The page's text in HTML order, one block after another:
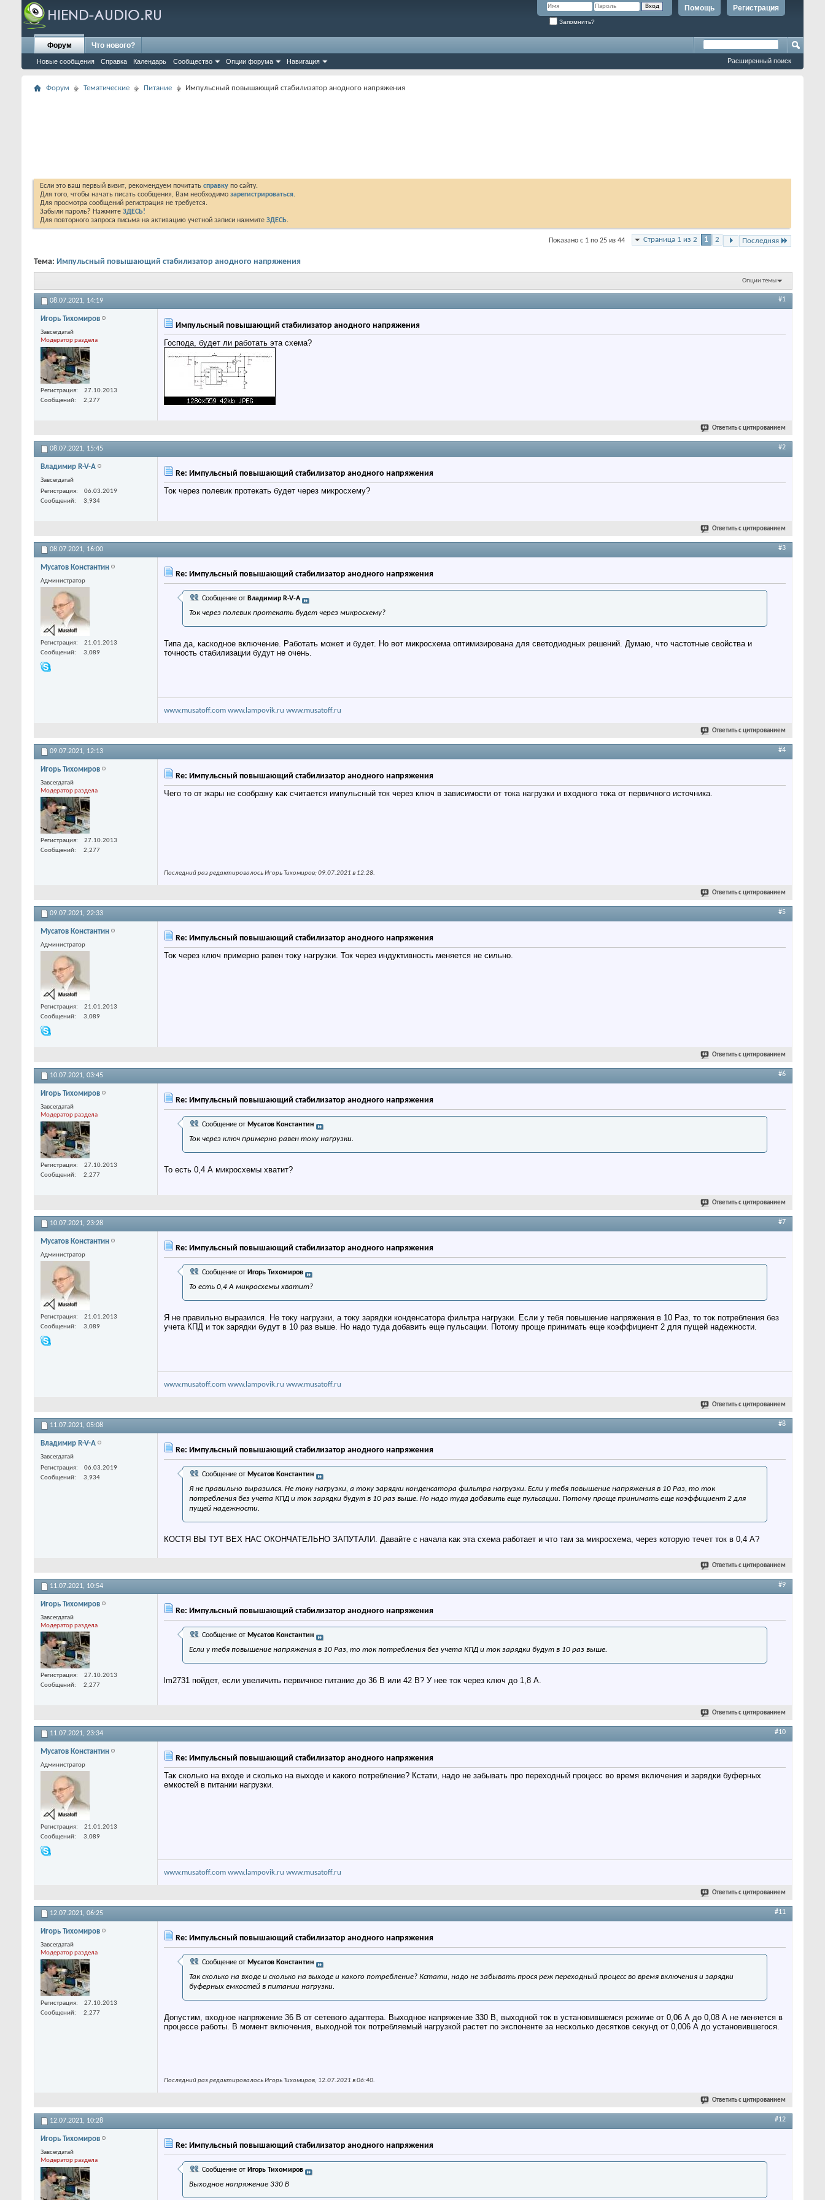
Регистрация
Помощь
Запомнить?
Форум
Новые сообщения Справка Календарь Сообщество Опции форума Навигация
Что нового?
Расширенный поиск
Форум Тематические Питание Импульсный повышающий стабилизатор анодного напряжения
Если это ваш первый визит, рекомендуем почитать справку по сайту.
Для того, чтобы начать писать сообщения, Вам необходимо зарегистрироваться.
Для просмотра сообщений регистрация не требуется.
Забыли пароль? Нажмите ЗДЕСЬ!
Для повторного запроса письма на активацию учетной записи нажмите ЗДЕСЬ.
Страница 1 из 2 1 2 Последняя
Показано с 1 по 25 из 44
Тема: Импульсный повышающий стабилизатор анодного напряжения
Опции темы
08.07.2021, 14:19 #1
Игорь Тихомиров
Завсегдатай
Модератор раздела
Регистрация
27.10.2013
Сообщений
2,277
Импульсный повышающий стабилизатор анодного напряжения
Господа, будет ли работать эта схема?
Ответить с цитированием
08.07.2021, 15:45 #2
Владимир R-V-A
Завсегдатай
Регистрация
06.03.2019
Сообщений
3,934
Re: Импульсный повышающий стабилизатор анодного напряжения
Ток через полевик протекать будет через микросхему?
Ответить с цитированием
08.07.2021, 16:00 #3
Мусатов Константин
Администратор
Регистрация
21.01.2013
Сообщений
3,089
Re: Импульсный повышающий стабилизатор анодного напряжения
Сообщение от Владимир R-V-A
Ток через полевик протекать будет через микросхему?
Типа да, каскодное включение. Работать может и будет. Но вот микросхема оптимизирована для светодиодных решений. Думаю, что частотные свойства и
точность стабилизации будут не очень.
www.musatoff.com www.lampovik.ru www.musatoff.ru
Ответить с цитированием
09.07.2021, 12:13 #4
Игорь Тихомиров
Завсегдатай
Модератор раздела
Регистрация
27.10.2013
Сообщений
2,277
Re: Импульсный повышающий стабилизатор анодного напряжения
Чего то от жары не соображу как считается импульсный ток через ключ в зависимости от тока нагрузки и входного тока от первичного источника.
Последний раз редактировалось Игорь Тихомиров; 09.07.2021 в 12:28.
Ответить с цитированием
09.07.2021, 22:33 #5
Мусатов Константин
Администратор
Регистрация
21.01.2013
Сообщений
3,089
Re: Импульсный повышающий стабилизатор анодного напряжения
Ток через ключ примерно равен току нагрузки. Ток через индуктивность меняется не сильно.
Ответить с цитированием
10.07.2021, 03:45 #6
Игорь Тихомиров
Завсегдатай
Модератор раздела
Регистрация
27.10.2013
Сообщений
2,277
Re: Импульсный повышающий стабилизатор анодного напряжения
Сообщение от Мусатов Константин
Ток через ключ примерно равен току нагрузки.
То есть 0,4 А микросхемы хватит?
Ответить с цитированием
10.07.2021, 23:28 #7
Мусатов Константин
Администратор
Регистрация
21.01.2013
Сообщений
3,089
Re: Импульсный повышающий стабилизатор анодного напряжения
Сообщение от Игорь Тихомиров
То есть 0,4 А микросхемы хватит?
Я не правильно выразился. Не току нагрузки, а току зарядки конденсатора фильтра нагрузки. Если у тебя повышение напряжения в 10 Раз, то ток потребления без
учета КПД и ток зарядки будут в 10 раз выше. Но надо туда добавить еще пульсации. Потому проще принимать еще коэффициент 2 для пущей надежности.
www.musatoff.com www.lampovik.ru www.musatoff.ru
Ответить с цитированием
11.07.2021, 05:08 #8
Владимир R-V-A
Завсегдатай
Регистрация
06.03.2019
Сообщений
3,934
Re: Импульсный повышающий стабилизатор анодного напряжения
Сообщение от Мусатов Константин
Я не правильно выразился. Не току нагрузки, а току зарядки конденсатора фильтра нагрузки. Если у тебя повышение напряжения в 10 Раз, то ток
потребления без учета КПД и ток зарядки будут в 10 раз выше. Но надо туда добавить еще пульсации. Потому проще принимать еще коэффициент 2 для
пущей надежности.
КОСТЯ ВЫ ТУТ ВЕХ НАС ОКОНЧАТЕЛЬНО ЗАПУТАЛИ. Давайте с начала как эта схема работает и что там за микросхема, через которую течет ток в 0,4 А?
Ответить с цитированием
11.07.2021, 10:54 #9
Игорь Тихомиров
Завсегдатай
Модератор раздела
Регистрация
27.10.2013
Сообщений
2,277
Re: Импульсный повышающий стабилизатор анодного напряжения
Сообщение от Мусатов Константин
Если у тебя повышение напряжения в 10 Раз, то ток потребления без учета КПД и ток зарядки будут в 10 раз выше.
lm2731 пойдет, если увеличить первичное питание до 36 В или 42 В? У нее ток через ключ до 1,8 А.
Ответить с цитированием
11.07.2021, 23:34 #10
Мусатов Константин
Администратор
Регистрация
21.01.2013
Сообщений
3,089
Re: Импульсный повышающий стабилизатор анодного напряжения
Так сколько на входе и сколько на выходе и какого потребление? Кстати, надо не забывать про переходный процесс во время включения и зарядки буферных
емкостей в питании нагрузки.
www.musatoff.com www.lampovik.ru www.musatoff.ru
Ответить с цитированием
12.07.2021, 06:25 #11
Игорь Тихомиров
Завсегдатай
Модератор раздела
Регистрация
27.10.2013
Сообщений
2,277
Re: Импульсный повышающий стабилизатор анодного напряжения
Сообщение от Мусатов Константин
Так сколько на входе и сколько на выходе и какого потребление? Кстати, надо не забывать прося реж переходный процесс во время включения и зарядки
буферных емкостей в питании нагрузки.
Допустим, входное напряжение 36 В от сетевого адаптера. Выходное напряжение 330 В, выходной ток в установившемся режиме от 0,06 А до 0,08 А не меняется в
процессе работы. В момент включения, выходной ток потребляемый нагрузкой растет по экспоненте за несколько десятков секунд от 0,006 А до установившегося.
Последний раз редактировалось Игорь Тихомиров; 12.07.2021 в06:40.
Ответить с цитированием
12.07.2021, 10:28 #12
Игорь Тихомиров
Завсегдатай
Модератор раздела
Re: Импульсный повышающий стабилизатор анодного напряжения
Сообщение от Игорь Тихомиров
Выходное напряжение 330 В